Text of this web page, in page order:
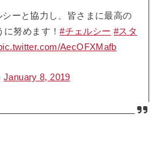
シーと協力し、皆さまに最高の
に努めます！#チェルシー #スタ
AecOFXMafb
January 8, 2019